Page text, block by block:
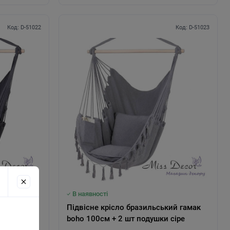
Код: D-51022 Код: D-51023
В наявності
Підвісне крісло бразильський гамак
boho 100см + 2 шт подушки сіре